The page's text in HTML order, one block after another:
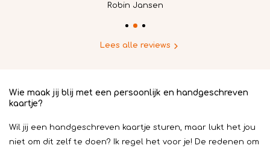
Robin Jansen
Lees alle reviews
Wie maak jij blij met een persoonlijk en handgeschreven
kaartje?
Wil jij een handgeschreven kaartje sturen, maar lukt het jou
niet om dit zelf te doen? Ik regel het voor je! De redenen om